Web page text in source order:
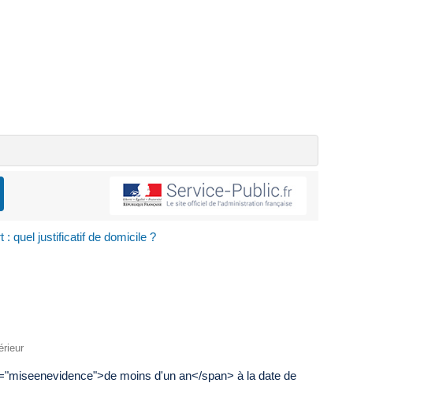
: quel justificatif de domicile ?
moins d'un an</span> à la date de